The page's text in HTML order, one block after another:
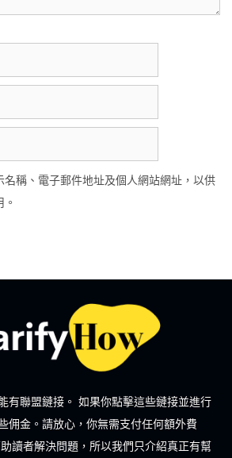
名稱、電子郵件地址及個人網站網址，以供
有聯盟鏈接。 如果你點擊這些鏈接並進行
佣金。請放心，你無需支付任何額外費
讀者解決問題，所以我們只介紹真正有幫